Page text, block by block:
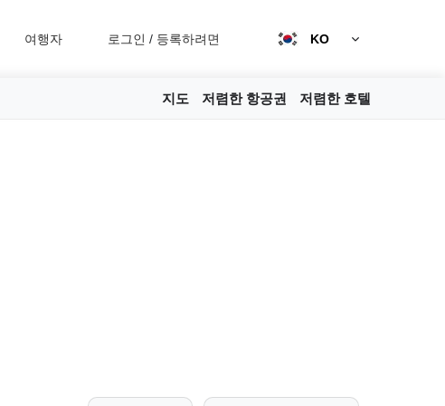
여행자 로그인 / 등록하려면 KO
지도 저렴한 항공권 저렴한 호텔